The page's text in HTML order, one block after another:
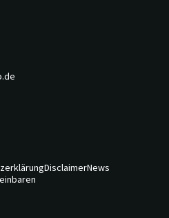
DisclaimerNews